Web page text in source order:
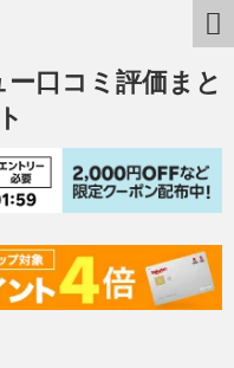
口コミ評価まと